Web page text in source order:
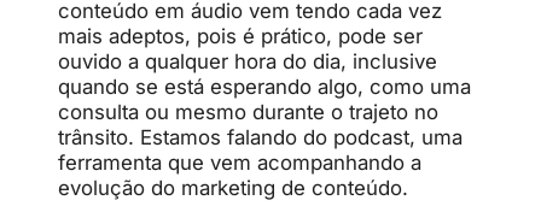
conteúdo em áudio vem tendo cada vez
mais adeptos, pois é prático, pode ser
ouvido a qualquer hora do dia, inclusive
quando se está esperando algo, como uma
consulta ou mesmo durante o trajeto no
trânsito. Estamos falando do podcast, uma
ferramenta que vem acompanhando a
evolução do marketing de conteúdo.